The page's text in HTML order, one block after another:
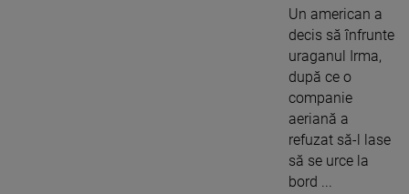
Un american a
decis să înfrunte
uraganul Irma,
după ce o
companie
aeriană a
refuzat să-l lase
să se urce la
bord ...